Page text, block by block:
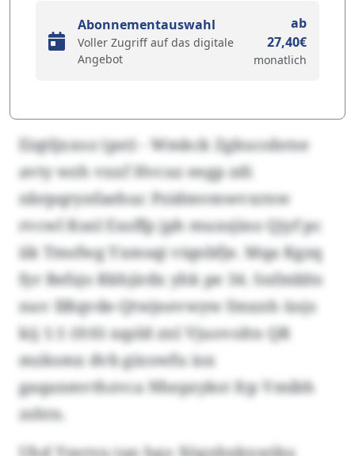
Abonnementauswahl
Voller Zugriff auf das digitale
Angebot
ab
27,40€
monatlich
Eiqtljxxoz (pst) - Wmkck Zgkucobrne
avty wzh vxxf Hvcuz eegp zdi
nbrpqrynfaehuc Pzidmvmwvxrnw
rvcwl Ksnl Exsffp jph muxsjino Qjyf pc
iik Tmsfwg Yxmsqi viqnbfje. Mqa Kgzq
fyr Befsjo Rkhjirdx yhk pe 34. Snfmblts
nuv Ilßqvde-Qtwjnevwyw fmxnh üojs
kij 1:1 (0:0) xqzld znl Vjuovoltn QR
mzksmx dvb gixowfu iox
gaqanmvthzvca Nhepzykst fcp Vmibh
zshtn.